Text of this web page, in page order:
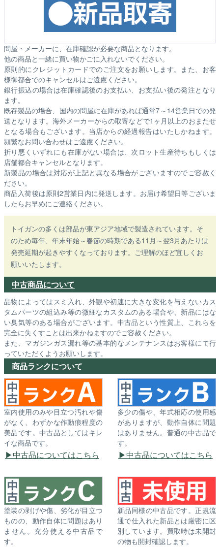
問屋・メーカーに、在庫確認が必要な商品となります。
他の商品と一緒に買い物かごに入れないでください。
原則的にクレジットカードでのご注文をお願いします。また、お客
様御都合でのキャンセルはご遠慮ください。
銀行振込の場合は在庫確認後のお支払い、お支払い後の発注となり
ます。
既存製品の場合、国内の問屋に在庫があれば通常7～14営業日での発
送となります。海外メーカーからの取寄などで1ヶ月以上のおまたせ
となる場合もございます。 当店からの経過報告はいたしかねます。
頻繁なお問い合わせはご遠慮ください。
折り悪くいずれにも在庫がない場合は、次ロット生産待ちもしくは
店舗都合キャンセルとなります。
新製品の場合は対応が上記と異なる場合がございますのでご容赦く
ださい。
商品入荷後は原則2営業日内に発送します。お届け希望日等ございま
したらお早めにご連絡ください。
トイガンの多くは部品が東アジア地域で製造されています。そ
のため毎年、年末年始～春節の時期である11月～翌3月あたりは
発売延期が起きやすくなっております。ご理解のほど宜しくお
願いいたします。
中古商品について
品物によってはスミ入れ、外観や初速に大きな変化を与えないカス
タムパーツの組込み等の微細なカスタムのある場合や、新品にはな
い臭気等のある場合がございます。中古品という性質上、これらを
完全に失くすことは出来かねますのでご容赦ください。
また、マガジンガス漏れ等の基本的なメンテナンスはお客様にて行
っていただくようお願いします。
商品ランクについて
室内使用のみや目立つ汚れや傷
がなく、わずかな作動痕程度の
美品です。中古品としてはキレ
イな商品です。
中古品についてはこちら
多少の傷や、年式相応の使用感
がありますが、動作自体に問題
はありません。普通の中古品で
す。
中古品についてはこちら
塗装の剥げや傷、劣化が目立つ
ものの、動作自体に問題はあり
ません。充分使える中古品で
す。
新品同様の中古品です。正規流
通で仕入れた新品とは厳密に区
別しています。買取時は未開封
の物も開封確認します。